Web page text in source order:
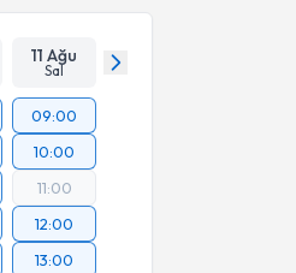
11 Ağu
Sal
09:00
10:00
11:00
12:00
13:00